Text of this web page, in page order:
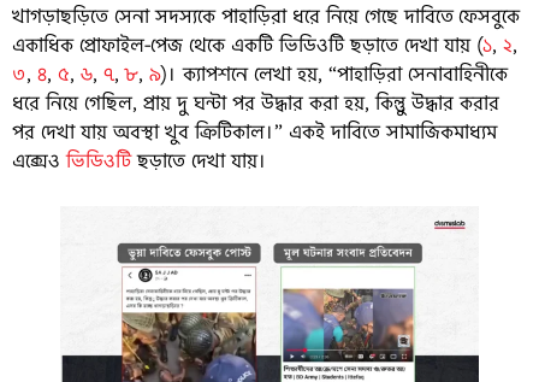
খাগড়াছড়িতে সেনা সদস্যকে পাহাড়িরা ধরে নিয়ে গেছে দাবিতেফেসবুকে
একাধিক প্রোফাইল-পেজ থেকে একটি ভিডিওটি ছড়াতে দেখা যায় (১, ২,
৩, ৪, ৫, ৬, ৭,৮, ৯)। ক্যাপশনে লেখা হয়, “পাহাড়িরা সেনাবাহিনীকে
ধরে নিয়ে গেছিল, প্রায় দু ঘন্টা পর উদ্ধার করা হয়, কিন্তুু উদ্ধার করার
পর দেখা যায় অবস্থা খুব ক্রিটিকাল।” একই দাবিতে সামাজিকমাধ্যম
এক্সেওভিডিওটিছড়াতে দেখা যায়।